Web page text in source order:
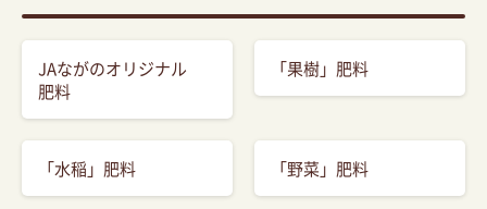
JAながのオリジナル
肥料
「果樹」肥料
「水稲」肥料 「野菜」肥料